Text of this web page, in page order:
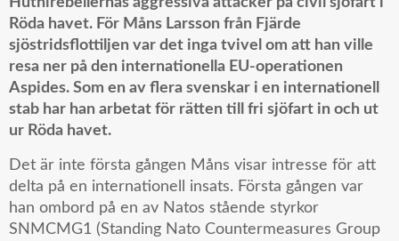
Röda havet. För Måns Larsson från Fjärde
sjöstridsflottiljen var det inga tvivel om att han ville
resa ner på den internationella EU-operationen
Aspides. Som en av flera svenskar i en internationell
stab har han arbetat för rätten till fri sjöfart in och ut
ur Röda havet.
Det är inte första gången Måns visar intresse för att
delta på en internationell insats. Första gången var
han ombord på en av Natos stående styrkor
SNMCMG1 (Standing Nato Countermeasures Group